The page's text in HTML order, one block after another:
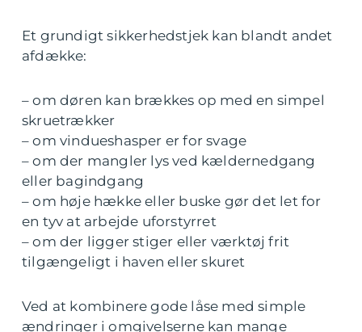
Et grundigt sikkerhedstjek kan blandt andet
afdække:
– om døren kan brækkes op med en simpel
skruetrækker
– om vindueshasper er for svage
– om der mangler lys ved kældernedgang
eller bagindgang
– om høje hække eller buske gør det let for
en tyv at arbejde uforstyrret
– om der ligger stiger eller værktøj frit
tilgængeligt i haven eller skuret
Ved at kombinere gode låse med simple
ændringer i omgivelserne kan mange